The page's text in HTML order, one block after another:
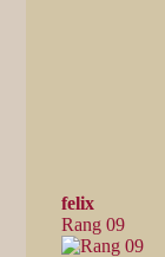
felix
Rang 09